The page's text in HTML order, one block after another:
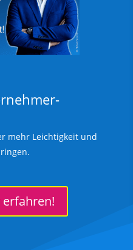
mehr Leichtigkeit und